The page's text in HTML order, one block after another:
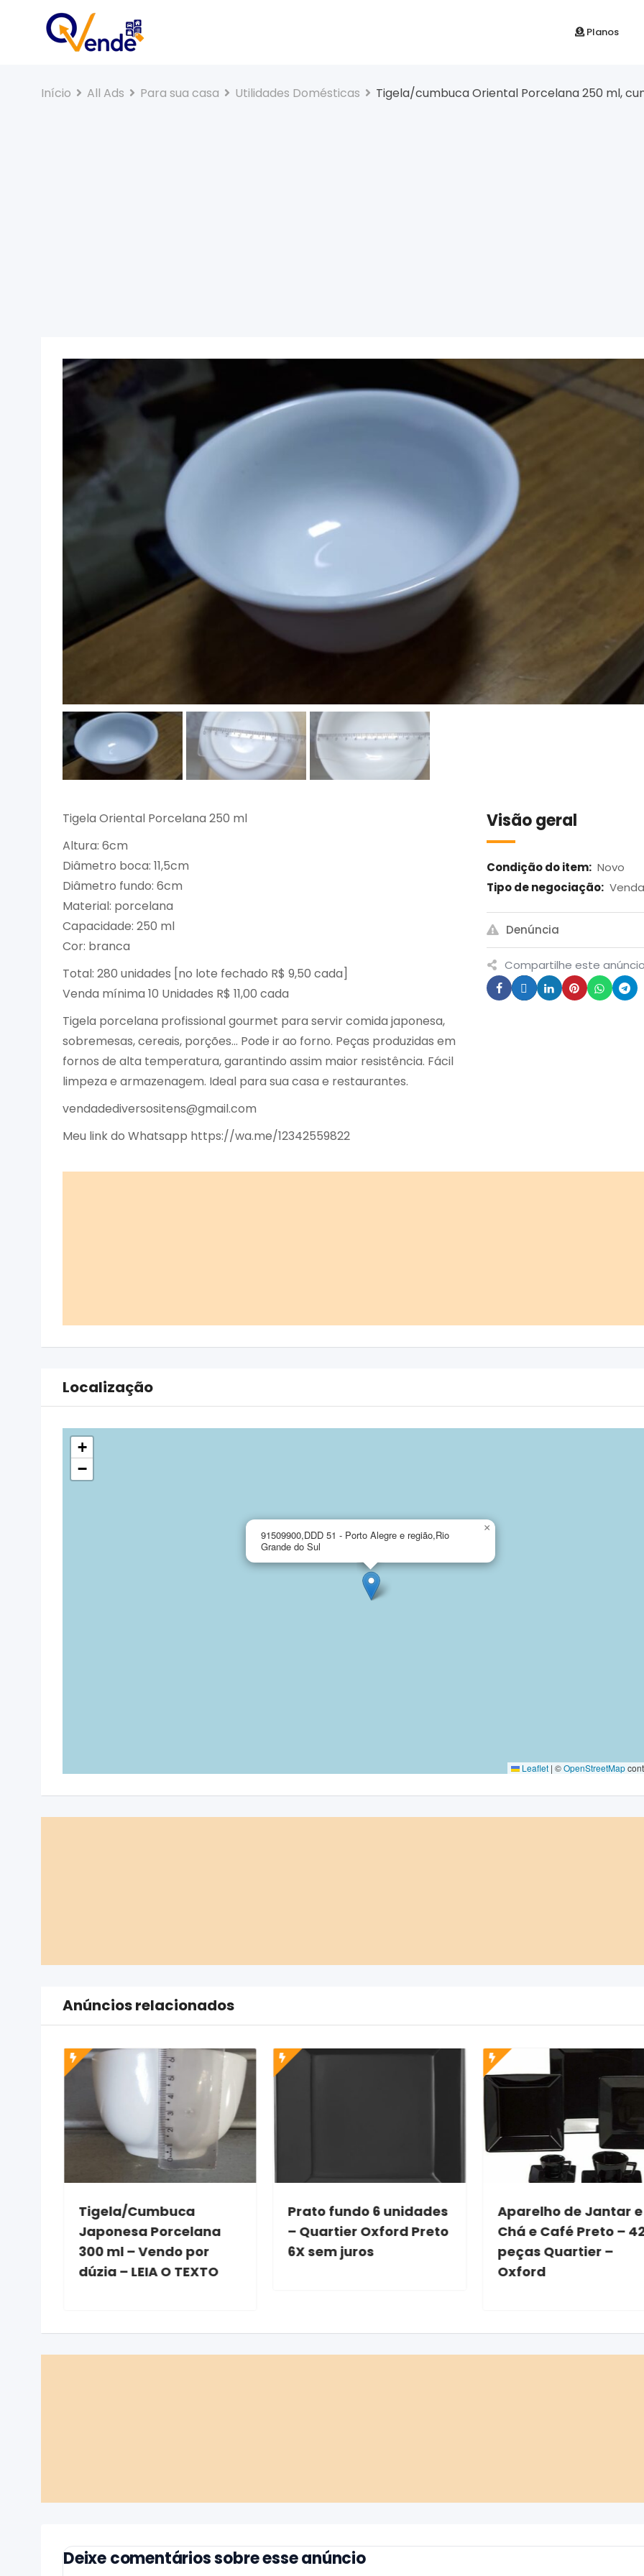
Planos
Início All Ads Para sua casa Utilidades Domésticas Tigela/cumbuca Oriental Porcelana 250 ml,
Tigela Oriental Porcelana 250 ml
Altura: 6cm
Diâmetro boca: 11,5cm
Diâmetro fundo: 6cm
Material: porcelana
Capacidade: 250 ml
Cor: branca
Total: 280 unidades [no lote fechado R$ 9,50 cada]
Venda mínima 10 Unidades R$ 11,00 cada
Tigela porcelana profissional gourmet para servir comida japonesa,
sobremesas, cereais, porções… Pode ir ao forno. Peças produzidas em
fornos de alta temperatura, garantindo assim maior resistência. Fácil
limpeza e armazenagem. Ideal para sua casa e restaurantes.
vendadediversositens@gmail.com
Meu link do Whatsapp https://wa.me/12342559822
Visão geral
Condição do item: Novo
Tipo de negociação: Venda
Denúncia
Compartilhe este
Localização
91509900,DDD 51 - Porto Alegre e região,Rio
Grande do Sul
×
+
−
Leaflet | ©OpenStreetMap
Anúncios relacionados
Tigela/Cumbuca
Japonesa Porcelana
300 ml – Vendo por
dúzia – LEIA O TEXTO
Prato fundo 6 unidades
– Quartier Oxford Preto
6X sem juros
Aparelho de Jantar e
Chá e Café Preto –
peças Quartier –
Oxford
Deixe comentários sobre esse anúncio